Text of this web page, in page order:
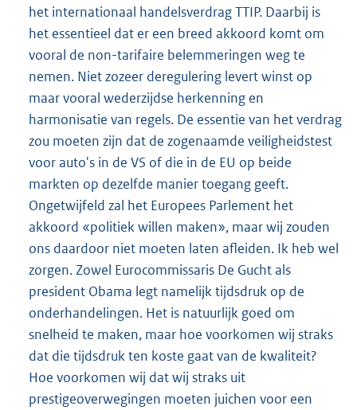
het internationaal handelsverdrag TTIP. Daarbij is
het essentieel dat er een breed akkoord komt om
vooral de non-tarifaire belemmeringen weg te
nemen. Niet zozeer deregulering levert winst op
maar vooral wederzijdse herkenning en
harmonisatie van regels. De essentie van het verdrag
zou moeten zijn dat de zogenaamde veiligheidstest
voor auto's in de VS of die in de EU op beide
markten op dezelfde manier toegang geeft.
Ongetwijfeld zal het Europees Parlement het
akkoord «politiek willen maken», maar wij zouden
ons daardoor niet moeten laten afleiden. Ik heb wel
zorgen. Zowel Eurocommissaris De Gucht als
president Obama legt namelijk tijdsdruk op de
onderhandelingen. Het is natuurlijk goed om
snelheid te maken, maar hoe voorkomen wij straks
dat die tijdsdruk ten koste gaat van de kwaliteit?
Hoe voorkomen wij dat wij straks uit
prestigeoverwegingen moeten juichen voor een